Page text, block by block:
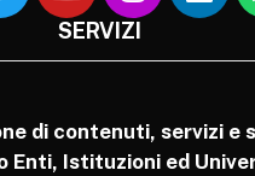
SERVIZI
di contenuti, servizi e
Enti, Istituzioni ed